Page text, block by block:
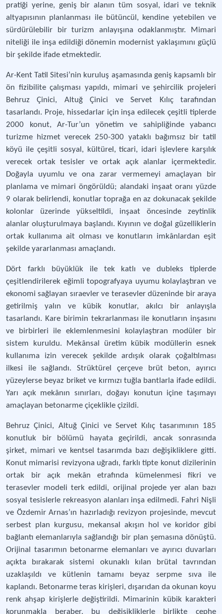
pratiği yerine, geniş bir alanın tüm sosyal, idari ve teknik
altyapısının planlanması ile bütüncül, kendine yetebilen ve
sürdürülebilir bir turizm anlayışına odaklanmıştır. Mimari
niteliği ile inşa edildiği dönemin modernist yaklaşımını güçlü
bir şekilde ifade etmektedir.
Ar-Kent Tatil Sitesi’nin kuruluş aşamasında geniş kapsamlı bir
ön fizibilite çalışması yapıldı, mimari ve şehircilik projeleri
Behruz Çinici, Altuğ Çinici ve Servet Kılıç tarafından
tasarlandı. Proje, hissedarlar için inşa edilecek çeşitli tiplerde
2000 konut, Ar-Tur’un yönetim ve sahipliğinde yabancı
turizme hizmet verecek 250-300 yataklı bağımsız bir tatil
köyü ile çeşitli sosyal, kültürel, ticari, idari işlevlere karşılık
verecek ortak tesisler ve ortak açık alanlar içermektedir.
Doğayla uyumlu ve ona zarar vermemeyi amaçlayan bir
planlama ve mimari öngörüldü; alandaki inşaat oranı yüzde
9 olarak belirlendi, konutlar toprağa en az dokunacak şekilde
kolonlar üzerinde yükseltildi, inşaat öncesinde zeytinlik
alanlar oluşturulmaya başlandı. Kıyının ve doğal güzelliklerin
ortak kullanıma ait olması ve konutların imkânlardan eşit
şekilde yararlanması amaçlandı.
Dört farklı büyüklük ile tek katlı ve dubleks tiplerde
çeşitlendirilerek eğimli topografyaya uyumu kolaylaştıran ve
ekonomi sağlayan sıraevler ve terasevler düzeninde bir araya
getirilmiş yalın ve kübik konutlar, akılcı bir anlayışla
tasarlandı. Kare birimin tekrarlanması ile konutların inşasını
ve birbirleri ile eklemlenmesini kolaylaştıran modüler bir
sistem kuruldu. Mekânsal üretim kübik modüllerin esnek
kullanıma izin verecek şekilde ardışık olarak çoğaltılması
ilkesi ile sağlandı. Strüktürel çerçeve brüt beton, ayırıcı
yüzeylerse beyaz briket ve kırmızı tuğla bantlarla ifade edildi.
Yarı açık mekânın sınırları, doğayı konutun içine taşımayı
amaçlayan betonarme çiçeklikle çizildi.
Behruz Çinici, Altuğ Çinici ve Servet Kılıç tasarımının 185
konutluk bir bölümü hayata geçirildi, ancak sonrasında
şirket, mimari ve kentsel tasarımda bazı değişikliklere gitti.
Konut mimarisi revizyona uğradı, farklı tipte konut dizilerinin
ortak bir açık mekân etrafında kümelenmesi fikri ve
terasevler modeli terk edildi, orijinal projede yer alan bazı
sosyal tesislerle rekreasyon alanları inşa edilmedi. Fahri Nişli
ve Özdemir Arnas’ın hazırladığı revizyon projesinde, mevcut
serbest plan kurgusu, mekansal akışın hol ve koridor gibi
bağlantı elemanlarıyla sağlandığı bir plan şemasına dönüştü.
Orijinal tasarımın betonarme elemanları ve ayırıcı duvarları
açıkta bırakarak sistemi okunaklı kılan brütal tavrından
uzaklaşıldı ve kütlenin tamamı beyaz serpme sıva ile
kaplandı. Betonarme teras kirişleri, dışarıdan da okunan koyu
renk ahşap kirişlerle değiştirildi. Mimarinin kübik karakteri
korunmakla beraber, bu değişikliklerle birlikte cephe